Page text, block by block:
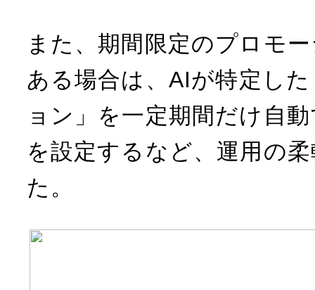
また、期間限定のプロモ
ある場合は、AIが特定し
ョン」を一定期間だけ自
を設定するなど、運用の
た。